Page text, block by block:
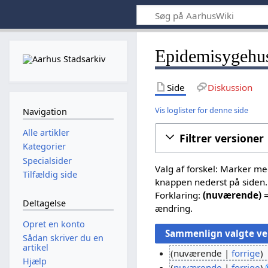
Side Diskussion
Vis loglister for denne side
Filtrer versioner
Valg af forskel: Marker
knappen nederst på siden.
Forklaring:(nuværende)
ændring.
nuværende forrige
Navigation
Alle artikler
Kategorier
Specialsider
Tilfældig side
Deltagelse
Opret en konto
Sådan skriver du en
artikel
Hjælp